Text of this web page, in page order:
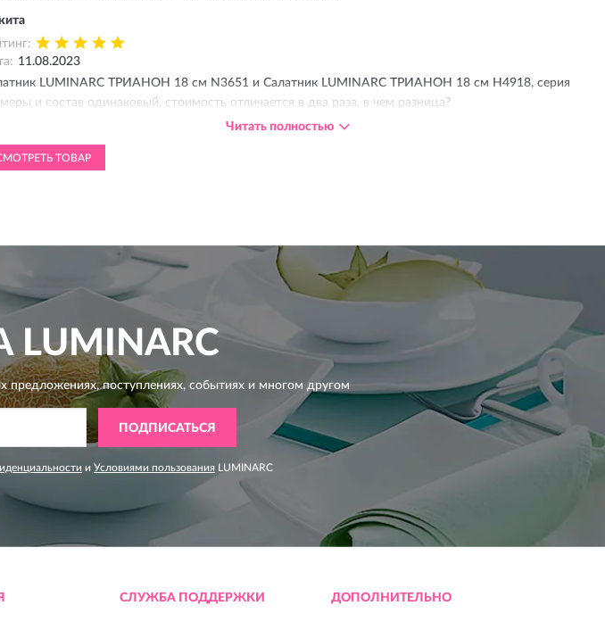
11.08.2023
LUMINARC ТРИАНОН 18 см N3651 и Салатник LUMINARC ТРИАНОН 18 см H4918, серия
и состав одинаковый, стоимость отличается в два раза, в чем разница?
11.08.2023
Читать полностью
ТОВАР
LUMINARC
предложениях,поступлениях, событиях и многом другом
ПОДПИСАТЬСЯ
и Условиями пользования LUMINARC
СЛУЖБА ПОДДЕРЖКИ ДОПОЛНИТЕЛЬНО